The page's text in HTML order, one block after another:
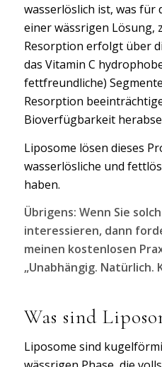
wasserlöslich ist, was
einer wässrigen Lösung,
Resorption erfolgt über
das Vitamin C
fettfreundliche)
Resorption
Bioverfügbarkeit
Liposome lösen dieses
wasserlösliche und
haben.
Übrigens: Wenn Sie
interessieren, dann
meinen kostenlosen
„Unabhängig. Natürlich.
Was sind
Liposome sind